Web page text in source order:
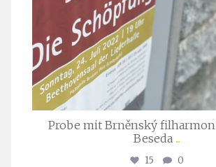
Probe mit Brněnský
Beseda ...
15 0